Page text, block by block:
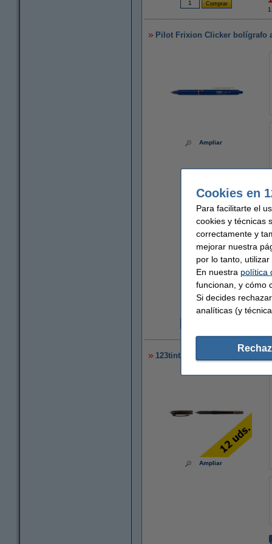
Pilot Frixion Clicker bolígrafo
Ampliar
123tinta Bolígrafo borrable
Ampliar
Cookies en
Para facilitarte el
cookies y técnicas
correctamente y
mejorar nuestra
por lo tanto,
En nuestra política
funcionan, y cómo
Si decides
analíticas (y